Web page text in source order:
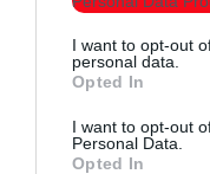
I want to opt-out
personal data.
Opted In
I want to opt-out
Personal Data.
Opted In
20:00. ΕΙΣΙΤΗΡΙΟ: 6 ευρώ με
μετά το τέλος της
Περιφερειακή Ενότητα
Σαπών […]